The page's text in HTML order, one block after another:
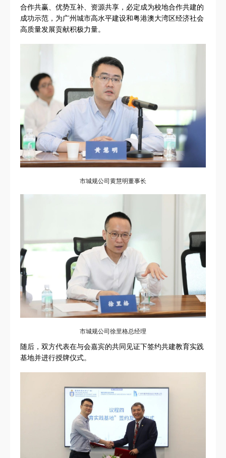
合作共赢、优势互补、资源共享，必定成为校地合作共建的
成功示范，为广州城市高水平建设和粤港澳大湾区经济社会
高质量发展贡献积极力量。
市城规公司黄慧明董事长
市城规公司徐里格总经理
随后，双方代表在与会嘉宾的共同见证下签约共建教育实践
基地并进行授牌仪式。